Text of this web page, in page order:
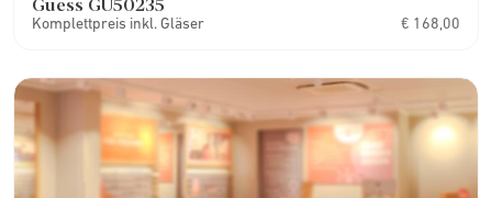
Komplettpreis inkl. Gläser € 168,00